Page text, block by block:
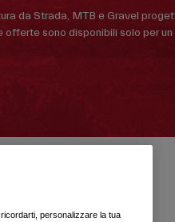
da Strada, MTB e Gravel
offerte sono disponibili solo per
personalizzare la tua